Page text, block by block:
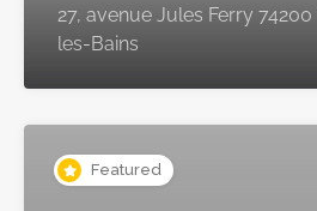
27, avenue Jules Ferry
les-Bains
Featured